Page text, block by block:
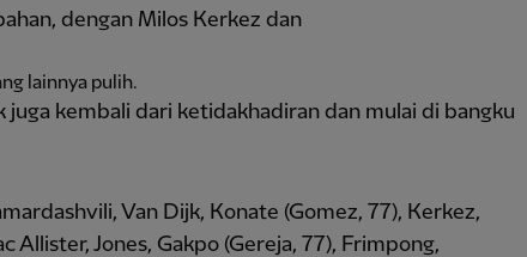
dengan Milos Kerkez dan
lainnya pulih.
juga kembali dari ketidakhadiran dan mulai di bangku
Van Dijk, Konate (Gomez, 77), Kerkez,
Allister, Jones, Gakpo (Gereja, 77), Frimpong,